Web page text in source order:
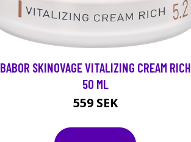
BABOR SKINOVAGE VITALIZING CREAM RICH
50 ML
559 SEK